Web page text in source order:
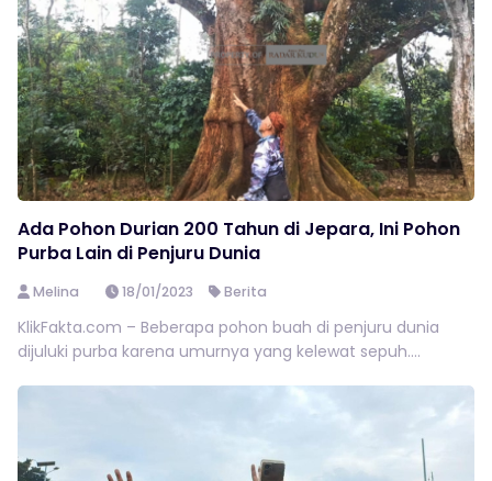
Ada Pohon Durian 200 Tahun di Jepara, Ini Pohon
Purba Lain di Penjuru Dunia
Melina 18/01/2023 Berita
KlikFakta.com – Beberapa pohon buah di penjuru dunia
dijuluki purba karena umurnya yang kelewat sepuh....